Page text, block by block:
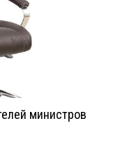
министров